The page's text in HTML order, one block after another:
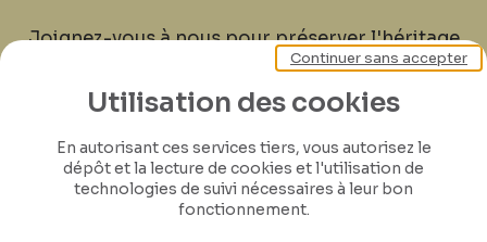
Joignez-vous à nous pour préserver l'héritage
de Félicien Rops ! Partagez vos lettres,
documents et connaissances afin de
contribuer à faire perdurer son œuvre pour
les générations futures.
Je contribue
Utilisation des cookies
En autorisant ces services tiers, vous autorisez le
dépôt et la lecture de cookies et l'utilisation de
technologies de suivi nécessaires à leur bon
fonctionnement.
Continuer sans accepter